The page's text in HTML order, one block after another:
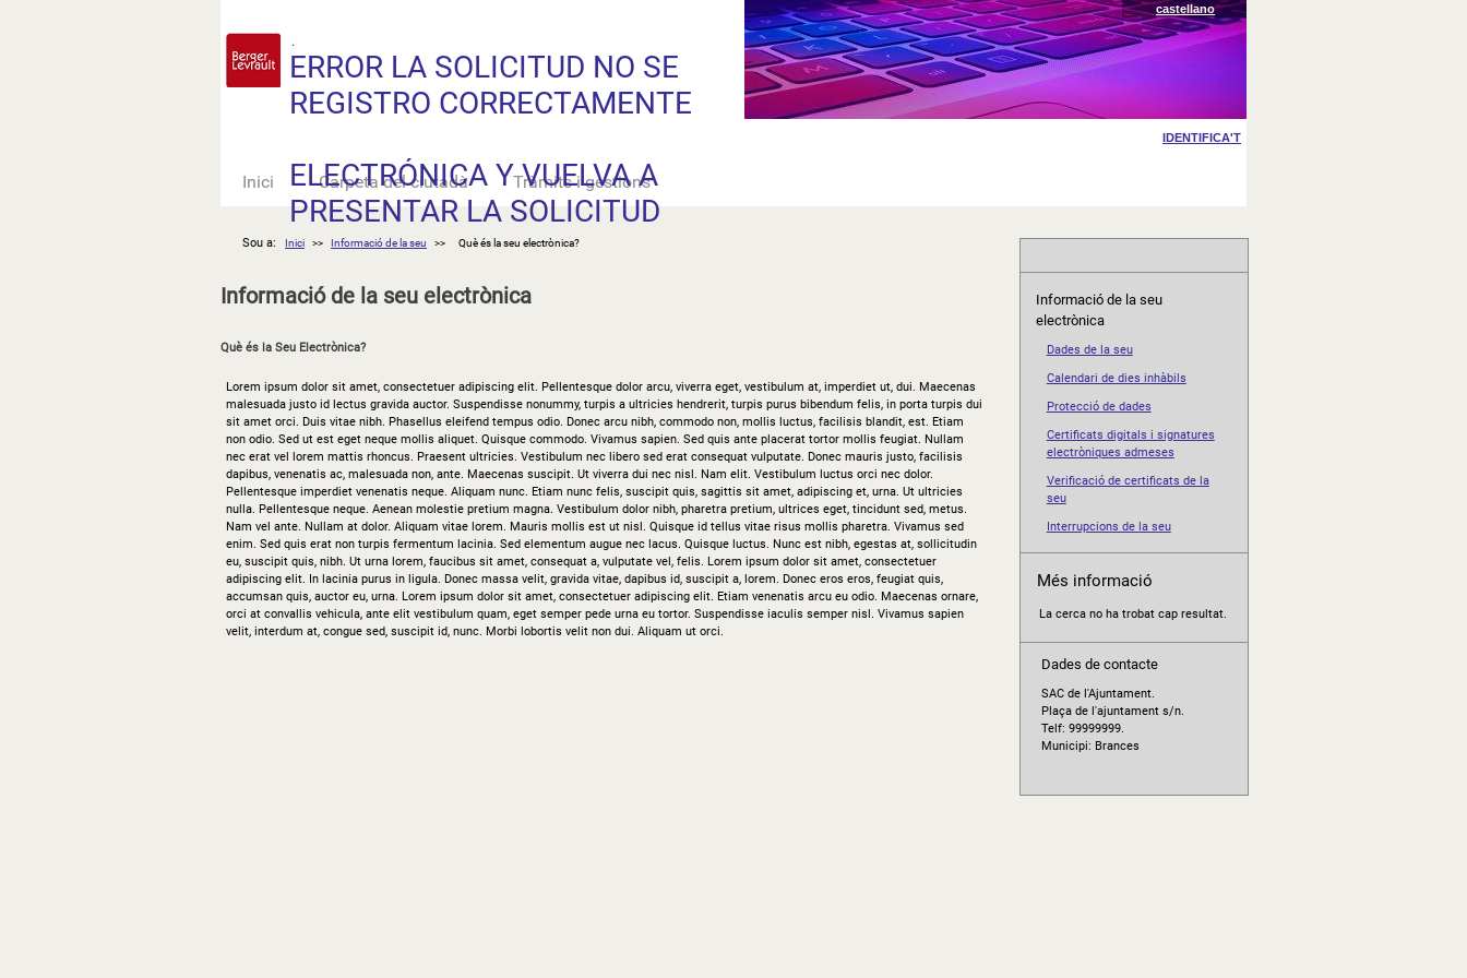
.
ERROR LA SOLICITUD NO SE
REGISTRO CORRECTAMENTE
ELECTRÓNICA Y VUELVA A
PRESENTAR LA SOLICITUD
castellano
Inici Carpeta del ciutadà Tràmits i gestions
Sou a: Inici >> Informació de la seu >> Què és la seu electrònica?
Informació de la seu electrònica
Què és la Seu Electrònica?
Lorem ipsum dolor sit amet, consectetuer adipiscing elit. Pellentesque dolor arcu, viverra eget, vestibulum at, imperdiet ut, dui. Maecenas
malesuada justo id lectus gravida auctor. Suspendisse nonummy, turpis a ultricies hendrerit, turpis purus bibendum felis, in porta turpis dui
sit amet orci. Duis vitae nibh. Phasellus eleifend tempus odio. Donec arcu nibh, commodo non, mollis luctus, facilisis blandit, est. Etiam
non odio. Sed ut est eget neque mollis aliquet. Quisque commodo. Vivamus sapien. Sed quis ante placerat tortor mollis feugiat. Nullam
nec erat vel lorem mattis rhoncus. Praesent ultricies. Vestibulum nec libero sed erat consequat vulputate. Donec mauris justo, facilisis
dapibus, venenatis ac, malesuada non, ante. Maecenas suscipit. Ut viverra dui nec nisl. Nam elit. Vestibulum luctus orci nec dolor.
Pellentesque imperdiet venenatis neque. Aliquam nunc. Etiam nunc felis, suscipit quis, sagittis sit amet, adipiscing et, urna. Ut ultricies
nulla. Pellentesque neque. Aenean molestie pretium magna. Vestibulum dolor nibh, pharetra pretium, ultrices eget, tincidunt sed, metus.
Nam vel ante. Nullam at dolor. Aliquam vitae lorem. Mauris mollis est ut nisl. Quisque id tellus vitae risus mollis pharetra. Vivamus sed
enim. Sed quis erat non turpis fermentum lacinia. Sed elementum augue nec lacus. Quisque luctus. Nunc est nibh, egestas at, sollicitudin
eu, suscipit quis, nibh. Ut urna lorem, faucibus sit amet, consequat a, vulputate vel, felis. Lorem ipsum dolor sit amet, consectetuer
adipiscing elit. In lacinia purus in ligula. Donec massa velit, gravida vitae, dapibus id, suscipit a, lorem. Donec eros eros, feugiat quis,
accumsan quis, auctor eu, urna. Lorem ipsum dolor sit amet, consectetuer adipiscing elit. Etiam venenatis arcu eu odio. Maecenas ornare,
orci at convallis vehicula, ante elit vestibulum quam, eget semper pede urna eu tortor. Suspendisse iaculis semper nisl. Vivamus sapien
velit, interdum at, congue sed, suscipit id, nunc. Morbi lobortis velit non dui. Aliquam ut orci.
Informació de la seu
electrònica
Dades de la seu
Calendari de dies inhàbils
Protecció de dades
Certificats digitals i signatures
electròniques admeses
Verificació de certificats de la
seu
Interrupcions de la seu
Més informació
La cerca no ha trobat cap resultat.
Dades de contacte
SAC de l'Ajuntament.
Plaça de l'ajuntament s/n.
Telf: 99999999.
Municipi: Brances